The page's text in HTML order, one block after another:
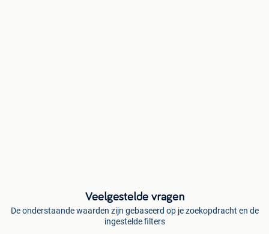
Veelgestelde vragen
De onderstaande waarden zijn gebaseerd op je zoekopdracht en de
ingestelde filters